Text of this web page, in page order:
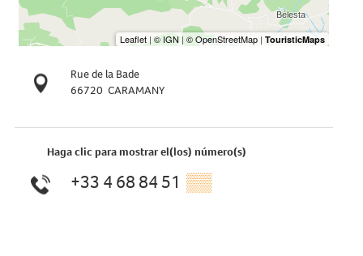
Rue de la Bade
66720 CARAMANY
Haga clic para mostrar el(los) número(s)
+33 4 68 84 51 ▒▒